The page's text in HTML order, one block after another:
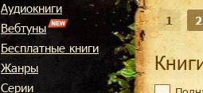
Аудиокниги
Вебтуны
Бесплатные книги
Жанры
Cерии
1 2